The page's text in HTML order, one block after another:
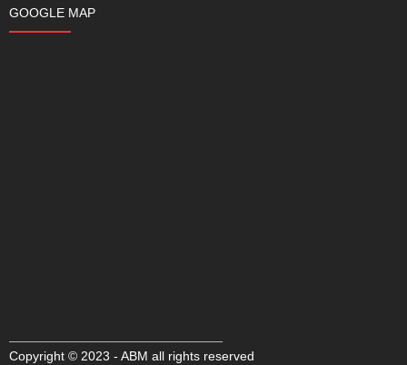
GOOGLE MAP
Copyright © 2023 - ABM all rights reserved